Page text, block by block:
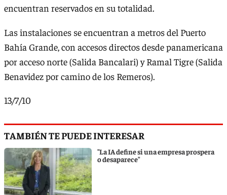
encuentran reservados en su totalidad.
Las instalaciones se encuentran a metros del Puerto
Bahía Grande, con accesos directos desde panamericana
por acceso norte (Salida Bancalari) y Ramal Tigre (Salida
Benavidez por camino de los Remeros).
13/7/10
TAMBIÉN TE PUEDE INTERESAR
"La IA define si una empresa prospera
o desaparece"